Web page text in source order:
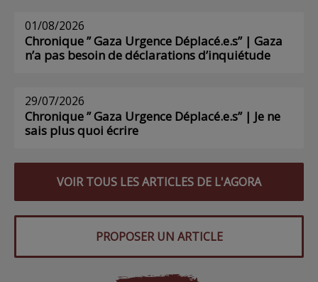
01/08/2026
Chronique ” Gaza Urgence Déplacé.e.s” | Gaza
n’a pas besoin de déclarations d’inquiétude
29/07/2026
Chronique ” Gaza Urgence Déplacé.e.s” | Je ne
sais plus quoi écrire
VOIR TOUS LES ARTICLES DE L'AGORA
PROPOSER UN ARTICLE